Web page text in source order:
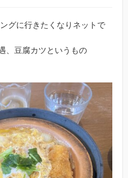
グに行きたくなりネットで
、豆腐カツというもの